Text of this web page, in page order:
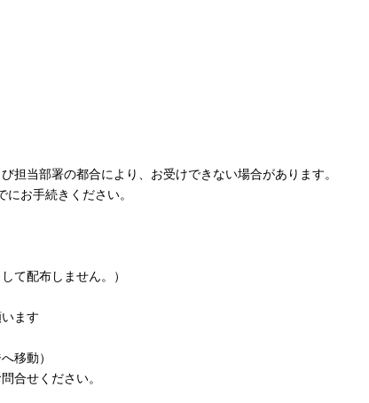
担当部署の都合により、お受けできない場合があります。
お手続きください。
て配布しません。）
ます
移動）
合せください。